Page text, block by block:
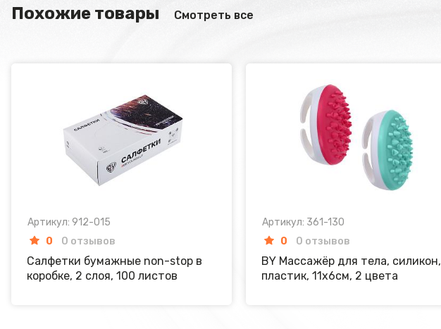
Похожие товары Смотреть все
Артикул: 912-015
0
0 отзывов
Салфетки бумажные non-stop в
коробке, 2 слоя, 100 листов
Артикул: 361-130
0
0 отзывов
BY Массажёр для тела, силикон,
пластик, 11x6см, 2 цвета